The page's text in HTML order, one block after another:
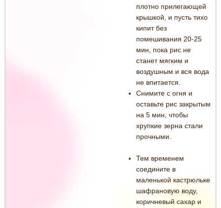
плотно прилегающей
крышкой, и пусть тихо
кипит без
помешивания 20-25
мин, пока рис не
станет мягким и
воздушным и вся вода
не впитается.
Снимите с огня и
оставьте рис закрытым
на 5 мин, чтобы
хрупкие зерна стали
прочными.
Тем временем
соедините в
маленькой кастрюльке
шафрановую воду,
коричневый сахар и